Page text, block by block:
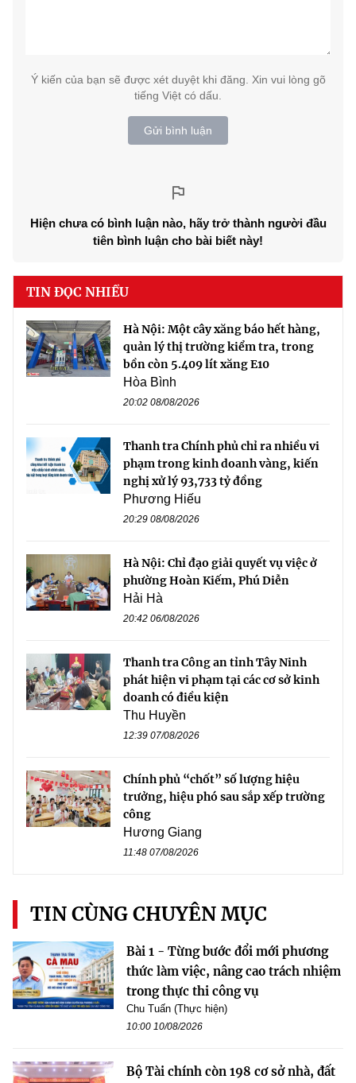
Ý kiến của bạn sẽ được xét duyệt khi đăng. Xin vui lòng gõ
tiếng Việt có dấu.
Gửi bình luận
Hiện chưa có bình luận nào, hãy trở thành người đầu
tiên bình luận cho bài biết này!
TIN ĐỌC NHIỀU
Hà Nội: Một cây xăng báo hết hàng,
quản lý thị trường kiểm tra, trong
bồn còn 5.409 lít xăng E10
Hòa Bình
20:02 08/08/2026
Thanh tra Chính phủ chỉ ra nhiều vi
phạm trong kinh doanh vàng, kiến
nghị xử lý 93,733 tỷ đồng
Phương Hiếu
20:29 08/08/2026
Hà Nội: Chỉ đạo giải quyết vụ việc ở
phường Hoàn Kiếm, Phú Diễn
Hải Hà
20:42 06/08/2026
Thanh tra Công an tỉnh Tây Ninh
phát hiện vi phạm tại các cơ sở kinh
doanh có điều kiện
Thu Huyền
12:39 07/08/2026
Chính phủ “chốt” số lượng hiệu
trưởng, hiệu phó sau sắp xếp trường
công
Hương Giang
11:48 07/08/2026
TIN CÙNG CHUYÊN MỤC
Bài 1 - Từng bước đổi mới phương
thức làm việc, nâng cao trách nhiệm
trong thực thi công vụ
Chu Tuấn (Thực hiện)
10:00 10/08/2026
Bộ Tài chính còn 198 cơ sở nhà, đất